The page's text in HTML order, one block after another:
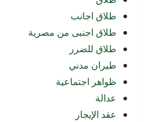
طلاق اجانب
طلاق اجنبى من مصرية
طلاق للضرر
طيران مدني
ظواهر اجتماعية
عدالة
عقد الإيجار